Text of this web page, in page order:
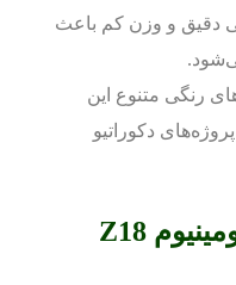
دقیق و وزن کم باعث
رنگی متنوع این
دکوراتیو
کاربرد پروفیل آلومینیوم Z18